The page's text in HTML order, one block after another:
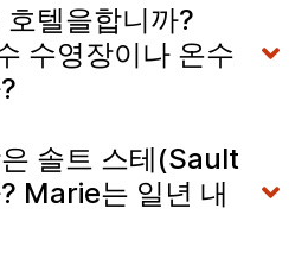
텔을합니까?
수영장이나 온수
솔트 스테(Sault
Marie는 일년 내